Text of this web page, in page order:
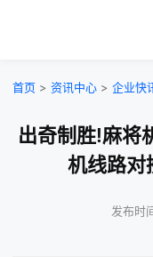
首页 > 资讯中心 > 企业快
出奇制胜!麻将
机线路对
发布时